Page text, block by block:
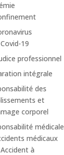
Covid-19
professionnel
intégrale
des
et
corporel
médicale
médicaux
Accident à